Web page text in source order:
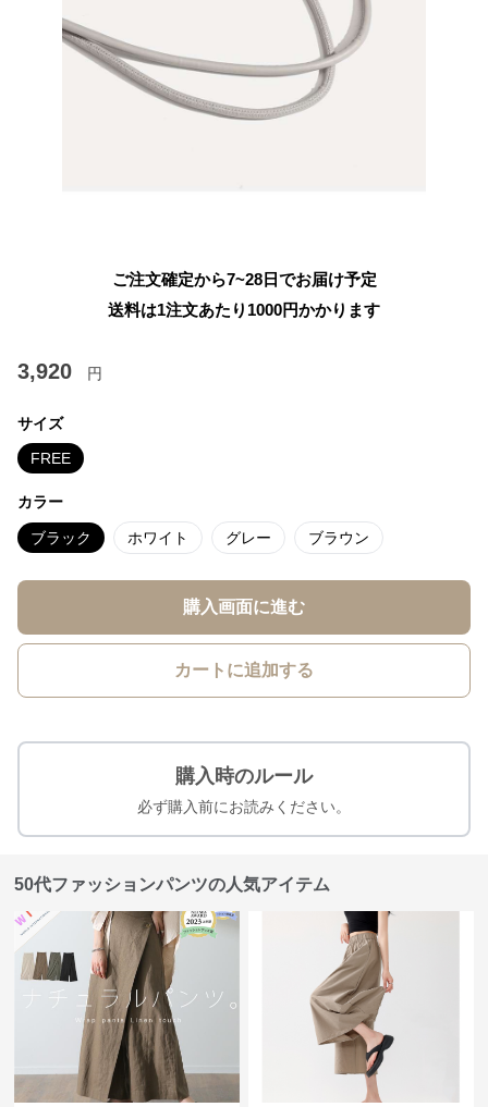
ご注文確定から7~28日でお届け予定
送料は1注文あたり 1000円かかります
3,920 円
サイズ
FREE
カラー
ブラック ホワイト グレー ブラウン
購入画面に進む
カートに追加する
購入時のルール
必ず購入前にお読みください。
50代ファッションパンツの人気アイテム